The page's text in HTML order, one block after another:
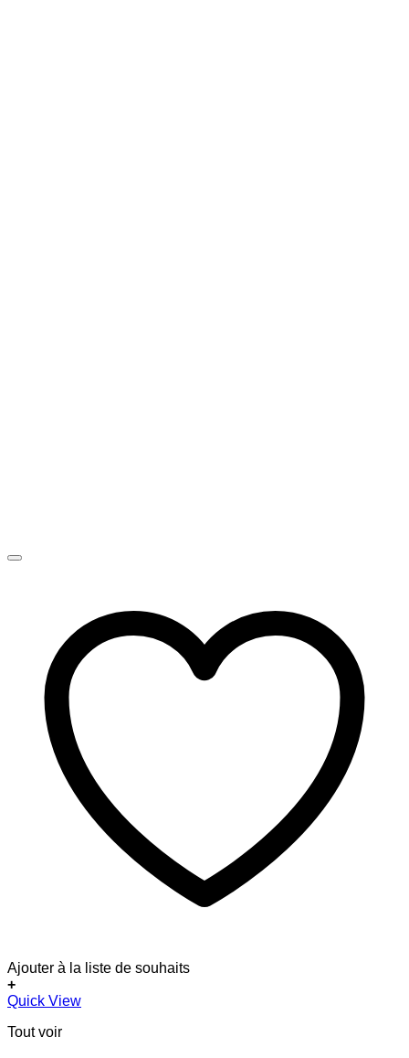
Ajouter à la liste de souhaits
+
Quick View
Tout voir